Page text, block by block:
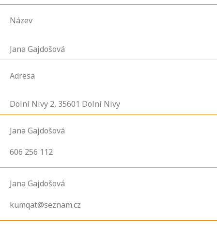
Název
Jana Gajdošová
Adresa
Dolní Nivy 2, 35601 Dolní Nivy
Jana Gajdošová
606 256 112
Jana Gajdošová
kumqat@seznam.cz